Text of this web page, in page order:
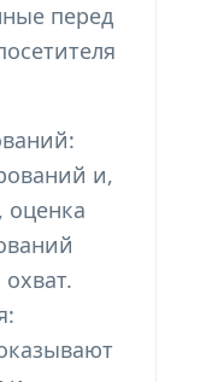
перед
и,
оценка